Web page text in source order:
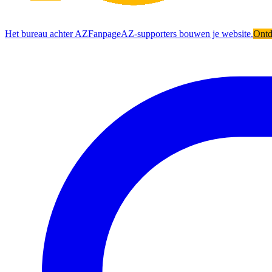
Het bureau achter AZFanpageAZ-supporters bouwen je website.